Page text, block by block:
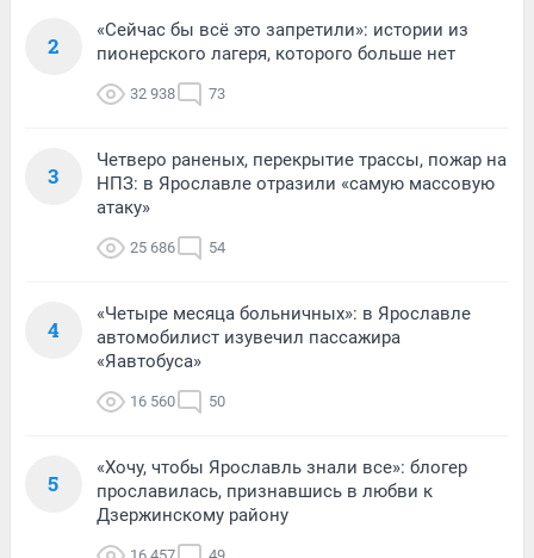
2
«Сейчас бы всё это запретили»: истории из
пионерского лагеря, которого больше нет
32 938 73
3
Четверо раненых, перекрытие трассы, пожар на
НПЗ: в Ярославле отразили «самую массовую
атаку»
25 686 54
4
«Четыре месяца больничных»: в Ярославле
автомобилист изувечил пассажира
«Яавтобуса»
16 560 50
5
«Хочу, чтобы Ярославль знали все»: блогер
прославилась, признавшись в любви к
Дзержинскому району